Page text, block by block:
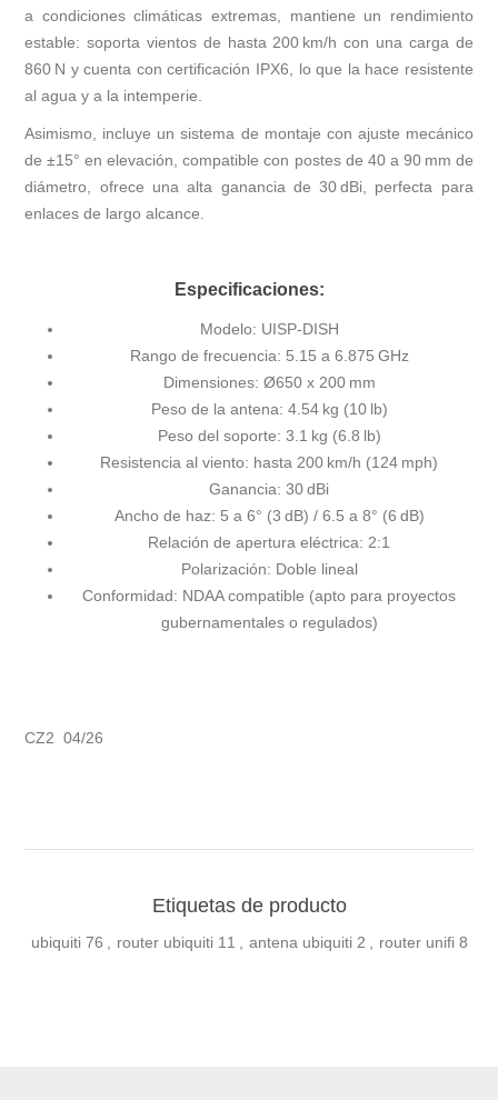
a condiciones climáticas extremas, mantiene un rendimiento
estable: soporta vientos de hasta 200 km/h con una carga de
860 N y cuenta con certificación IPX6, lo que la hace resistente
al agua y a la intemperie.
Asimismo, incluye un sistema de montaje con ajuste mecánico
de ±15° en elevación, compatible con postes de 40 a 90 mm de
diámetro, ofrece una alta ganancia de 30 dBi, perfecta para
enlaces de largo alcance.
Especificaciones:
Modelo: UISP-DISH
Rango de frecuencia: 5.15 a 6.875 GHz
Dimensiones: Ø650 x 200 mm
Peso de la antena: 4.54 kg (10 lb)
Peso del soporte: 3.1 kg (6.8 lb)
Resistencia al viento: hasta 200 km/h (124 mph)
Ganancia: 30 dBi
Ancho de haz: 5 a 6° (3 dB) / 6.5 a 8° (6 dB)
Relación de apertura eléctrica: 2:1
Polarización: Doble lineal
Conformidad: NDAA compatible (apto para proyectos
gubernamentales o regulados)
CZ2 04/26
Etiquetas de producto
ubiquiti 76 , router ubiquiti 11 , antena ubiquiti 2 , router unifi 8